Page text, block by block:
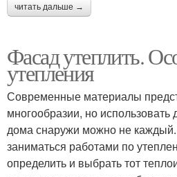
читать дальше →
Фасад утеплить.
утепления
Современные материалы
многообразии, но
дома снаружи можно не
заниматься работами по
определить и выбрать тот